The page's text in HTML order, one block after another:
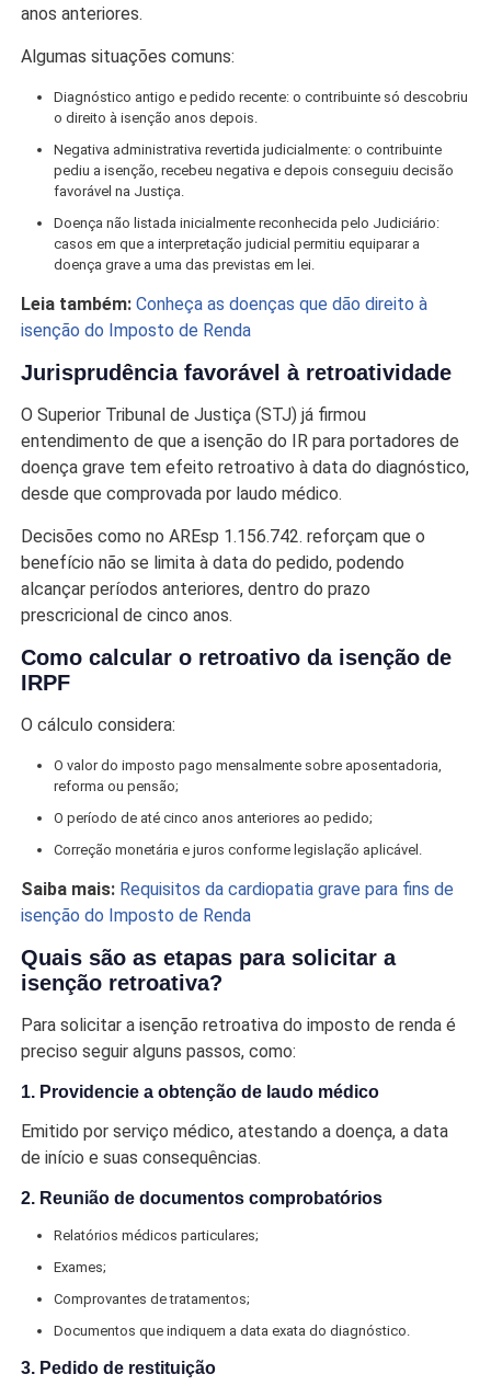
anos anteriores.
Algumas situações comuns:
Diagnóstico antigo e pedido recente: o contribuinte só descobriu
o direito à isenção anos depois.
Negativa administrativa revertida judicialmente: o contribuinte
pediu a isenção, recebeu negativa e depois conseguiu decisão
favorável na Justiça.
Doença não listada inicialmente reconhecida pelo Judiciário:
casos em que a interpretação judicial permitiu equiparar a
doença grave a uma das previstas em lei.
Leia também: Conheça as doenças que dão direito à
isenção do Imposto de Renda
Jurisprudência favorável à retroatividade
O Superior Tribunal de Justiça (STJ) já firmou
entendimento de que a isenção do IR para portadores de
doença grave tem efeito retroativo à data do diagnóstico,
desde que comprovada por laudo médico.
Decisões como no AREsp 1.156.742. reforçam que o
benefício não se limita à data do pedido, podendo
alcançar períodos anteriores, dentro do prazo
prescricional de cinco anos.
Como calcular o retroativo da isenção de
IRPF
O cálculo considera:
O valor do imposto pago mensalmente sobre aposentadoria,
reforma ou pensão;
O período de até cinco anos anteriores ao pedido;
Correção monetária e juros conforme legislação aplicável.
Saiba mais: Requisitos da cardiopatia grave para fins de
isenção do Imposto de Renda
Quais são as etapas para solicitar a
isenção retroativa?
Para solicitar a isenção retroativa do imposto de renda é
preciso seguir alguns passos, como:
1. Providencie a obtenção de laudo médico
Emitido por serviço médico, atestando a doença, a data
de início e suas consequências.
2. Reunião de documentos comprobatórios
Relatórios médicos particulares;
Exames;
Comprovantes de tratamentos;
Documentos que indiquem a data exata do diagnóstico.
3. Pedido de restituição